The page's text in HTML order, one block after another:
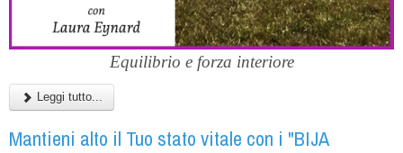
Equilibrio e forza interiore
Leggi tutto...
Mantieni alto il Tuo stato vitale con i "BIJA